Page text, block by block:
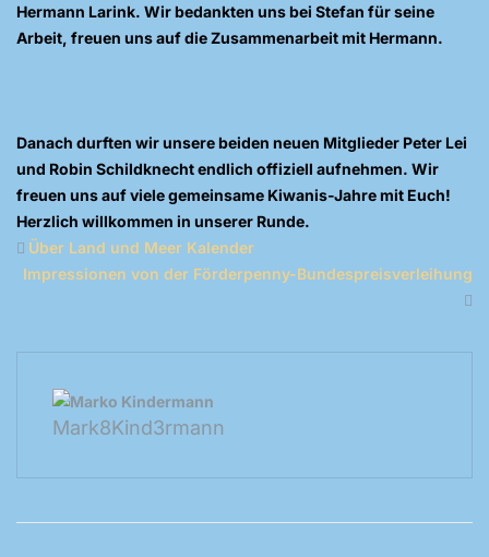
Hermann Larink. Wir bedankten uns bei Stefan für seine
Arbeit, freuen uns auf die Zusammenarbeit mit Hermann.
Danach durften wir unsere beiden neuen Mitglieder Peter Lei
und Robin Schildknecht endlich offiziell aufnehmen. Wir
freuen uns auf viele gemeinsame Kiwanis-Jahre mit Euch!
Herzlich willkommen in unserer Runde.
Über Land und Meer Kalender
Impressionen von der Förderpenny-Bundespreisverleihung
Mark8Kind3rmann